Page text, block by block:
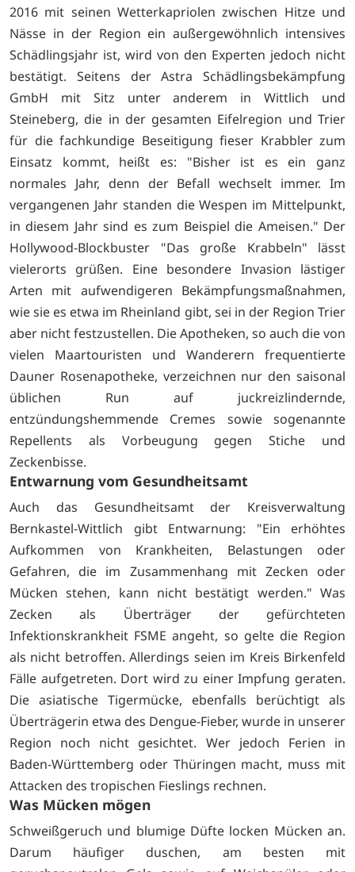
2016 mit seinen Wetterkapriolen zwischen Hitze und
Nässe in der Region ein außergewöhnlich intensives
Schädlingsjahr ist, wird von den Experten jedoch nicht
bestätigt. Seitens der Astra Schädlingsbekämpfung
GmbH mit Sitz unter anderem in Wittlich und
Steineberg, die in der gesamten Eifelregion und Trier
für die fachkundige Beseitigung fieser Krabbler zum
Einsatz kommt, heißt es: "Bisher ist es ein ganz
normales Jahr, denn der Befall wechselt immer. Im
vergangenen Jahr standen die Wespen im Mittelpunkt,
in diesem Jahr sind es zum Beispiel die Ameisen." Der
Hollywood-Blockbuster "Das große Krabbeln" lässt
vielerorts grüßen. Eine besondere Invasion lästiger
Arten mit aufwendigeren Bekämpfungsmaßnahmen,
wie sie es etwa im Rheinland gibt, sei in der Region Trier
aber nicht festzustellen. Die Apotheken, so auch die von
vielen Maartouristen und Wanderern frequentierte
Dauner Rosenapotheke, verzeichnen nur den saisonal
üblichen Run auf juckreizlindernde,
entzündungshemmende Cremes sowie sogenannte
Repellents als Vorbeugung gegen Stiche und
Zeckenbisse.
Entwarnung vom Gesundheitsamt
Auch das Gesundheitsamt der Kreisverwaltung
Bernkastel-Wittlich gibt Entwarnung: "Ein erhöhtes
Aufkommen von Krankheiten, Belastungen oder
Gefahren, die im Zusammenhang mit Zecken oder
Mücken stehen, kann nicht bestätigt werden." Was
Zecken als Überträger der gefürchteten
Infektionskrankheit FSME angeht, so gelte die Region
als nicht betroffen. Allerdings seien im Kreis Birkenfeld
Fälle aufgetreten. Dort wird zu einer Impfung geraten.
Die asiatische Tigermücke, ebenfalls berüchtigt als
Überträgerin etwa des Dengue-Fieber, wurde in unserer
Region noch nicht gesichtet. Wer jedoch Ferien in
Baden-Württemberg oder Thüringen macht, muss mit
Attacken des tropischen Fieslings rechnen.
Was Mücken mögen
Schweißgeruch und blumige Düfte locken Mücken an.
Darum häufiger duschen, am besten mit